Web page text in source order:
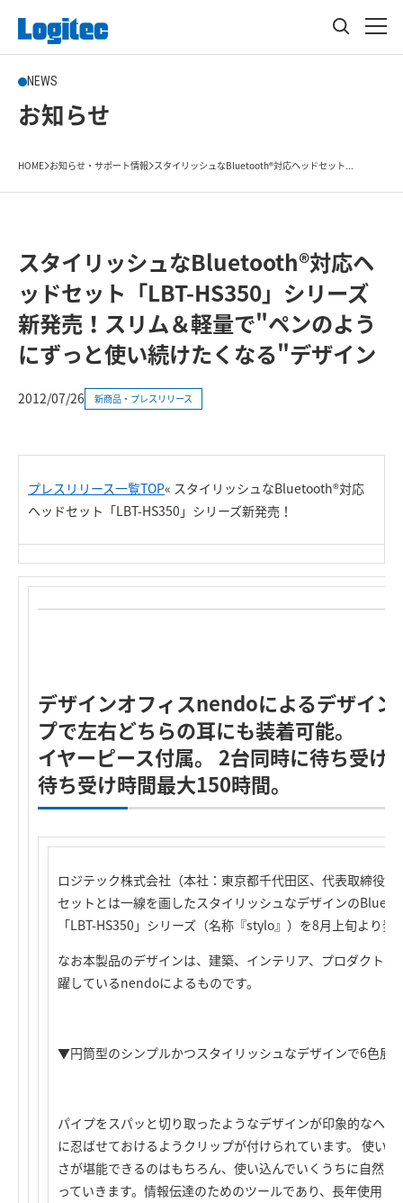
NEWS
お知らせ
HOME お知らせ・サポート情報 スタイリッシュなBluetooth®対応ヘッドセット...
スタイリッシュなBluetooth®対応ヘ
ッドセット「LBT-HS350」シリーズ
新発売！スリム＆軽量で"ペンのよう
にずっと使い続けたくなる"デザイン
2012/07/26 新商品・プレスリリース
プレスリリース一覧TOP« スタイリッシュなBluetooth®対応
ヘッドセット「LBT-HS350」シリーズ新発売！
デザインオフィスnendoによるデザイ
プで左右どちらの耳にも装着可能。
イヤーピース付属。 2台同時に待ち受け
待ち受け時間最大150時間。
ロジテック株式会社（本社：東京都千代田区、代表取締役
セットとは一線を画したスタイリッシュなデザインの
「LBT-HS350」シリーズ（名称『stylo』）を8月上旬より発
なお本製品のデザインは、建築、インテリア、プロダクト
躍しているnendoによるものです。
▼円筒型のシンプルかつスタイリッシュなデザインで6色展
パイプをスパッと切り取ったようなデザインが印象的なヘ
に忍ばせておけるようクリップが付けられています。 使い
さが堪能できるのはもちろん、使い込んでいくうちに自然
っていきます。情報伝達のためのツールであり、長年使用